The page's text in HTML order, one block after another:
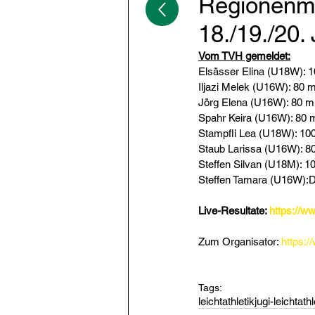
18./19./20.
Vom TVH gemeldet:
Elsässer Elina (U18W):
Iljazi Melek (U16W): 80
Jörg Elena (U16W): 80
Spahr Keira (U16W): 80
Stampfli Lea (U18W):
Staub Larissa (U16W):
Steffen Silvan (U18M):
Steffen Tamara
Live-Resultate: https://
Zum Organisator:
Tags:
leichtathletikjugi-